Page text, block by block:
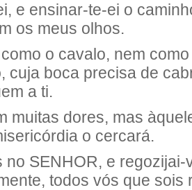
e ensinar-te-ei o
os meus olhos.
o cavalo, nem
cuja boca precisa de
a ti.
muitas dores, mas
o cercará.
no SENHOR, e
todos vós que sois